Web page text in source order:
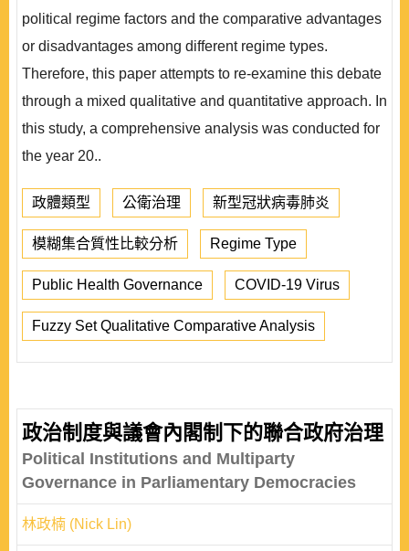
political regime factors and the comparative advantages
or disadvantages among different regime types.
Therefore, this paper attempts to re-examine this debate
through a mixed qualitative and quantitative approach. In
this study, a comprehensive analysis was conducted for
the year 20..
政體類型 公衛治理 新型冠狀病毒肺炎
模糊集合質性比較分析 Regime Type
Public Health Governance COVID-19 Virus
Fuzzy Set Qualitative Comparative Analysis
政治制度與議會內閣制下的聯合政府治理
Political Institutions and Multiparty
Governance in Parliamentary Democracies
林政楠 (Nick Lin)